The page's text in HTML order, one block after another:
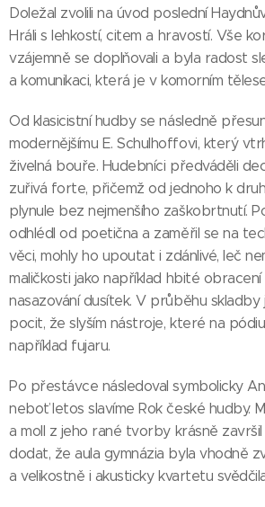
Doležal zvolili na úvod poslední
Hráli s lehkostí, citem a hravostí. Vše
vzájemně se doplňovali a byla radost
a komunikaci, která je v komorním
Od klasicistní hudby se následně
modernějšímu E. Schulhoffovi, který
živelná bouře. Hudebníci předváděli
zuřivá forte, přičemž od jednoho k
plynule bez nejmenšího zaškobrtnutí.
odhlédl od poetična a zaměřil se na
věci, mohly ho upoutat i zdánlivé, leč
maličkosti jako například hbité
nasazování dusítek. V průběhu skladby
pocit, že slyším nástroje, které na
například fujaru.
Po přestávce následoval symbolicky
neboť letos slavíme Rok české hudby.
a moll z jeho rané tvorby krásně
dodat, že aula gymnázia byla vhodně
a velikostně i akusticky kvartetu